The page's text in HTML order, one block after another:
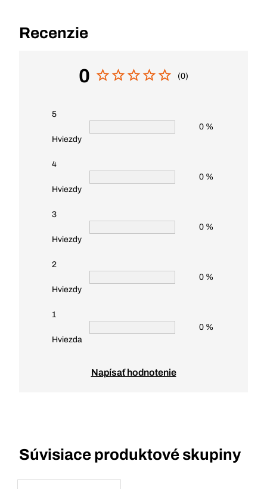
Recenzie
0 (0)
5
Hviezdy
0 %
4
Hviezdy
0 %
3
Hviezdy
0 %
2
Hviezdy
0 %
1
Hviezda
0 %
Napísať hodnotenie
Súvisiace produktové skupiny